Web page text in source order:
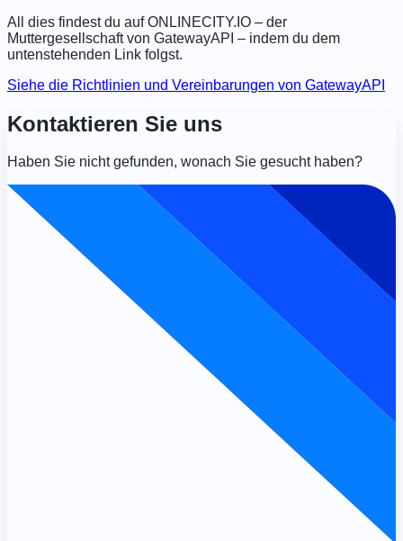
All dies findest du auf ONLINECITY.IO – der
Muttergesellschaft von GatewayAPI – indem du dem
untenstehenden Link folgst.
Siehe die Richtlinien und Vereinbarungen von GatewayAPI
Kontaktieren Sie uns
Haben Sie nicht gefunden, wonach Sie gesucht haben?